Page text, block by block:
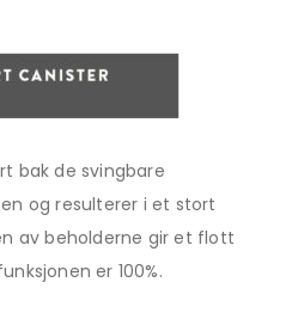
bak de svingbare
og resulterer i et stort
av beholderne gir et flott
er 100%.